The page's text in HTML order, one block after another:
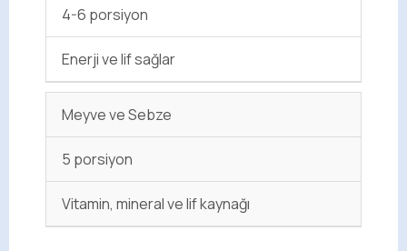
4-6 porsiyon
Enerji ve lif sağlar
Meyve ve Sebze
5 porsiyon
Vitamin, mineral ve lif kaynağı